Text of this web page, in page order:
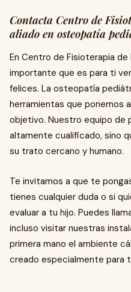
Contacta Centro de
aliado en osteopatía
En Centro de Fisioterapia de
importante que es para ti
felices. La osteopatía
herramientas que ponemos
objetivo. Nuestro equipo de
altamente cualificado, sino
su trato cercano y humano.
Te invitamos a que te
tienes cualquier duda o si
evaluar a tu hijo. Puedes
incluso visitar nuestras
primera mano el ambiente
creado especialmente para